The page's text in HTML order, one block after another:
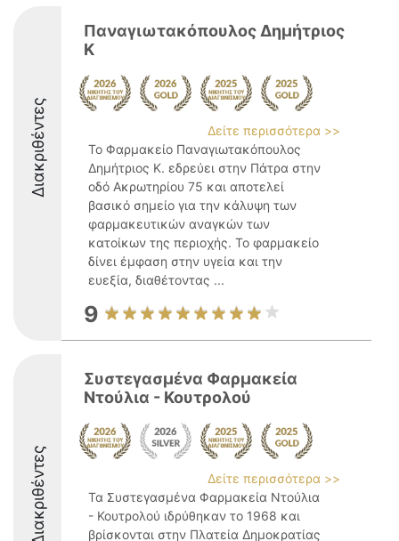
Διακριθέντες
Παναγιωτακόπουλος Δημήτριος
Κ
Δείτε περισσότερα >>
Το Φαρμακείο Παναγιωτακόπουλος
Δημήτριος Κ. εδρεύει στην Πάτρα στην
οδό Ακρωτηρίου 75 και αποτελεί
βασικό σημείο για την κάλυψη των
φαρμακευτικών αναγκών των
κατοίκων της περιοχής. Το φαρμακείο
δίνει έμφαση στην υγεία και την
ευεξία, διαθέτοντας ...
9
Διακριθέντες
Συστεγασμένα Φαρμακεία
Ντούλια - Κουτρολού
Δείτε περισσότερα >>
Τα Συστεγασμένα Φαρμακεία Ντούλια
- Κουτρολού ιδρύθηκαν το 1968 και
βρίσκονται στην Πλατεία Δημοκρατίας